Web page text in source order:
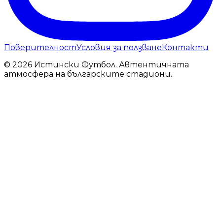
ПоверителностУсловия за ползванеКонтакти
© 2026 Истински Футбол. Автентичната
атмосфера на българските стадиони.